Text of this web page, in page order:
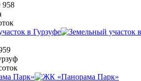
958
в Гурзуфе
Парк»